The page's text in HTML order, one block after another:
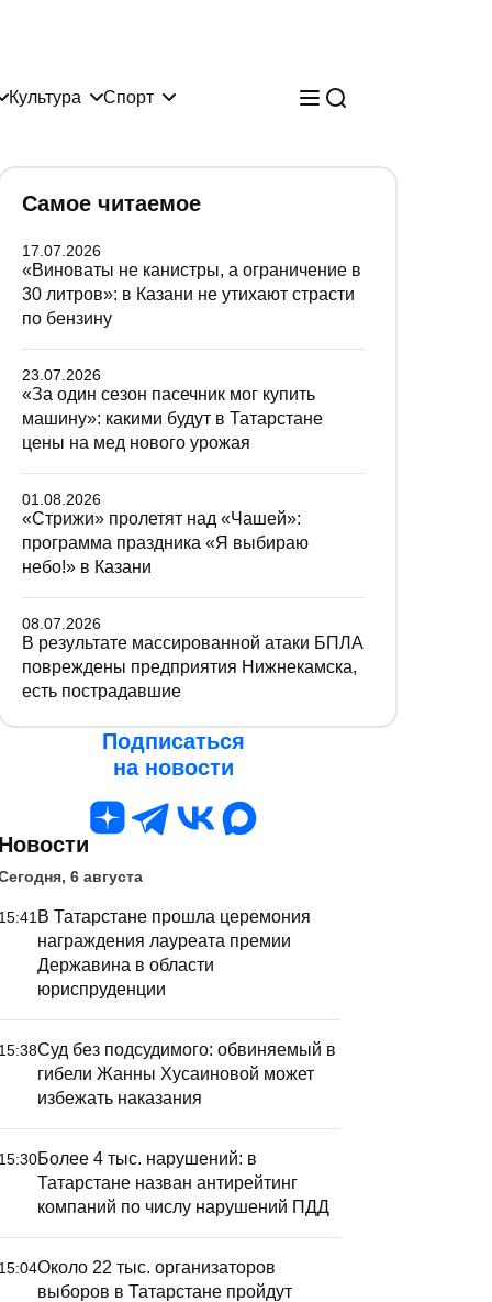
Культура Спорт
Самое читаемое
17.07.2026
«Виноваты не канистры, а ограничение в
30 литров»: в Казани не утихают страсти
по бензину
23.07.2026
«За один сезон пасечник мог купить
машину»: какими будут в Татарстане
цены на мед нового урожая
01.08.2026
«Стрижи» пролетят над «Чашей»:
программа праздника «Я выбираю
небо!» в Казани
08.07.2026
В результате массированной атаки БПЛА
повреждены предприятия Нижнекамска,
есть пострадавшие
Подписаться
на новости
Новости
6 августа
15:41 В Татарстане прошла церемония
награждения лауреата премии
Державина в области
юриспруденции
15:38Суд без подсудимого: обвиняемый в
гибели Жанны Хусаиновой может
избежать наказания
15:30Более 4 тыс. нарушений: в
Татарстане назван антирейтинг
компаний по числу нарушений ПДД
15:04Около 22 тыс. организаторов
выборов в Татарстане пройдут